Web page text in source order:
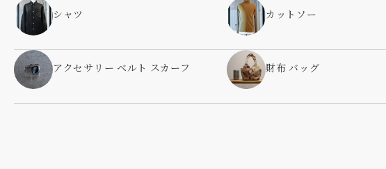
シャツ カットソー
アクセサリー ベルト スカーフ 財布 バッグ